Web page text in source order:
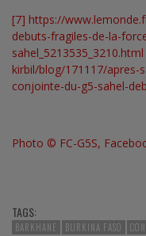
[7] https://
debuts-fragiles-de-la-
sahel_5213535_3210.html
kirbil/blog/171117/
conjointe-du-g5-sahel-
Photo © FC-G5S,
TAGS:
BARKHANE BURKINA FASO